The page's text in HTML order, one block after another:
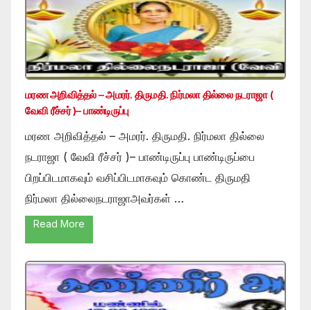
மரண அறிவித்தல் – அமரர். திருமதி. நிர்மலா தில்லை நடராஜா (
வேவி ரீச்சர் )– பாண்டிருப்பு
மரண அறிவித்தல் – அமரர். திருமதி. நிர்மலா தில்லை
நடராஜா ( வேவி ரீச்சர் )– பாண்டிருப்பு பாண்டிருப்பை
பிறப்பிடமாகவும் வசிப்பிடமாகவும் கொண்ட திருமதி
நிர்மலா தில்லைநடராஜாஅவர்கள் …
Read More